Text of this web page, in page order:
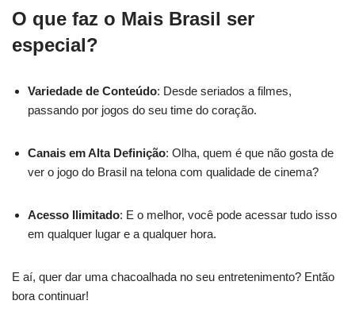
O que faz o Mais Brasil ser
especial?
Variedade de Conteúdo: Desde seriados a filmes,
passando por jogos do seu time do coração.
Canais em Alta Definição: Olha, quem é que não gosta de
ver o jogo do Brasil na telona com qualidade de cinema?
Acesso Ilimitado: E o melhor, você pode acessar tudo isso
em qualquer lugar e a qualquer hora.
E aí, quer dar uma chacoalhada no seu entretenimento? Então
bora continuar!